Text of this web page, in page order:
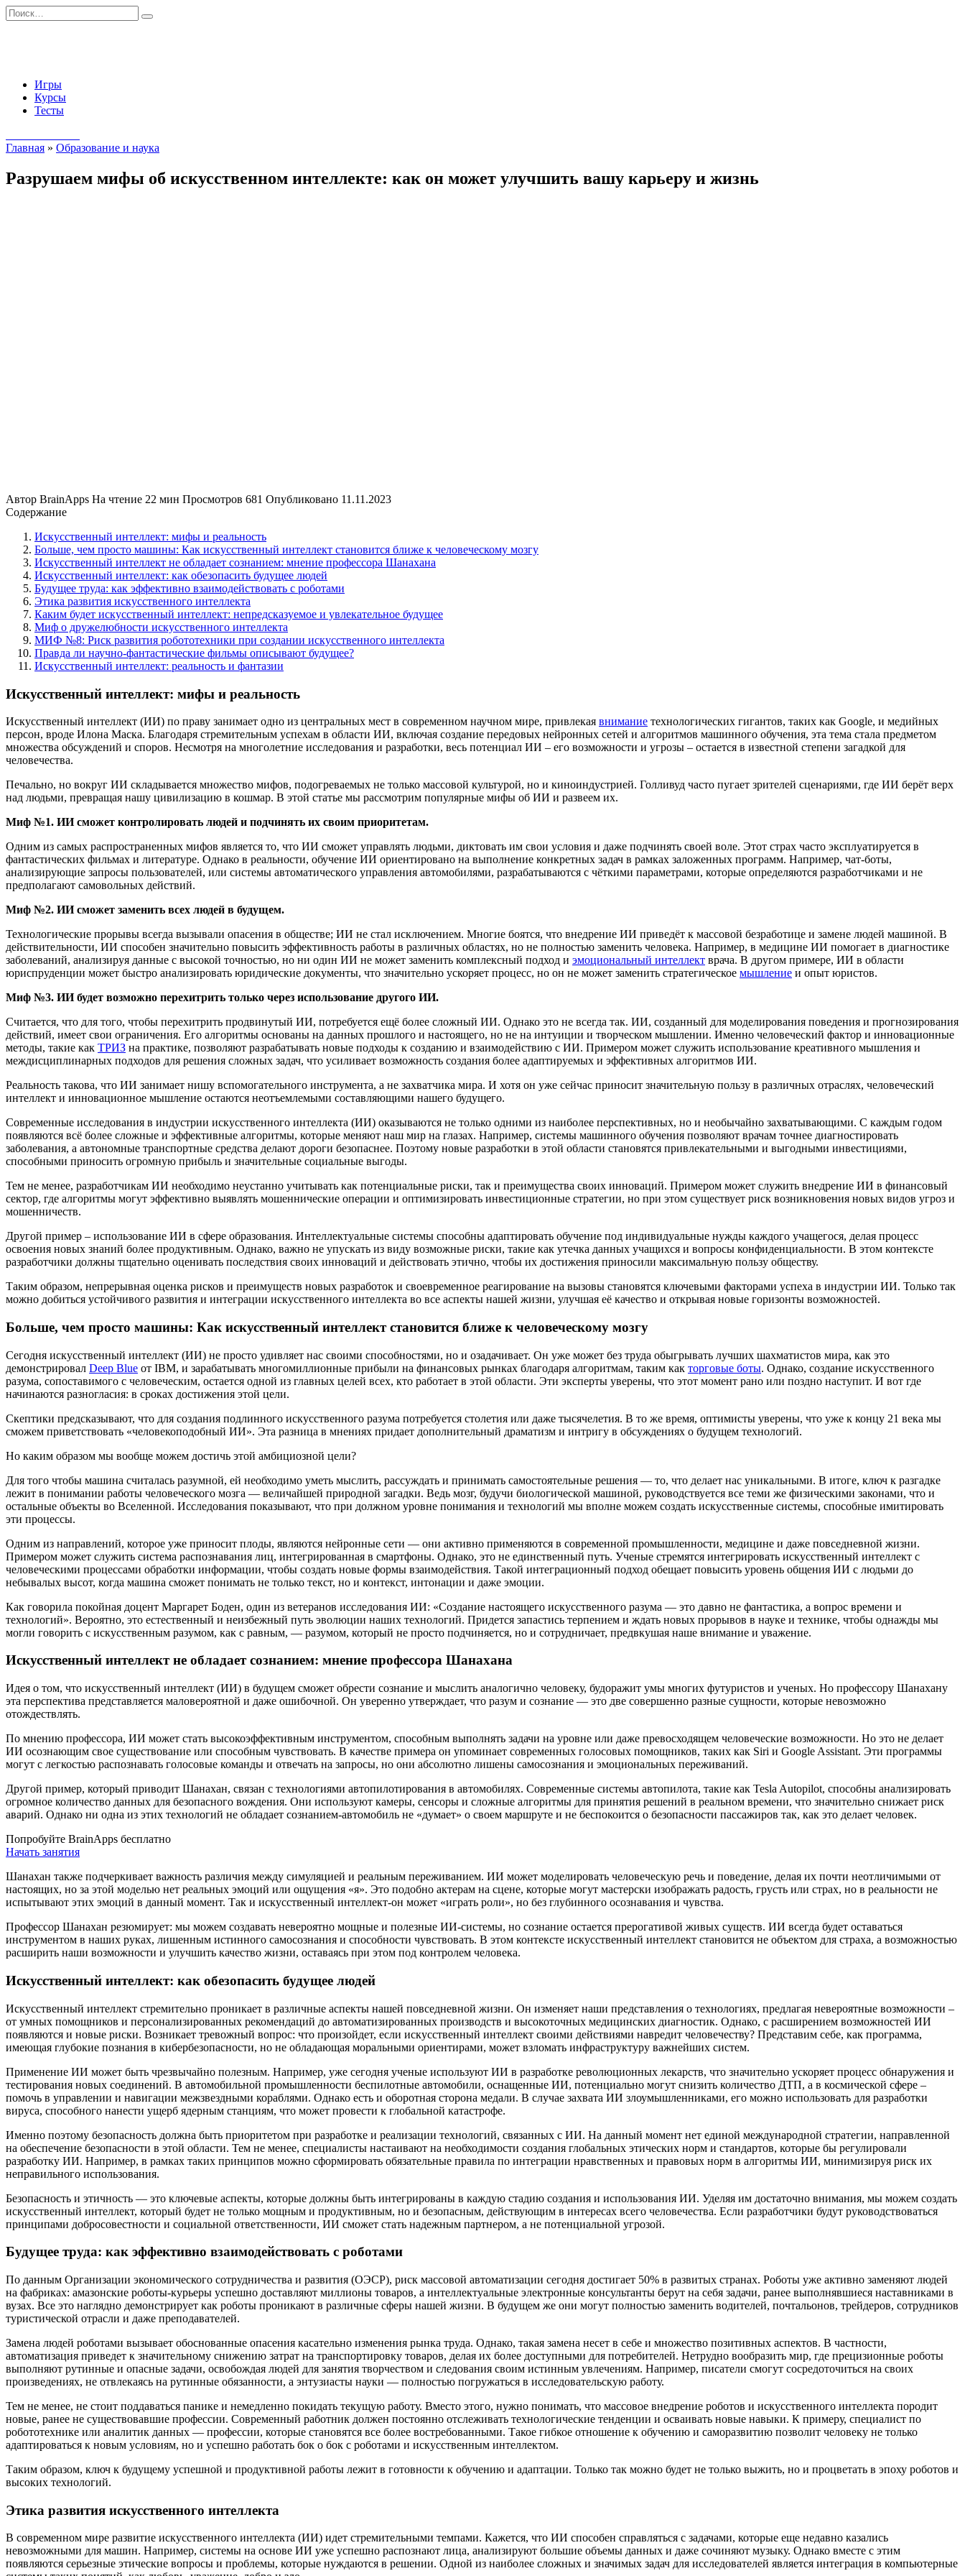
Перейти
к
Search
for:
Игры
Курсы
Тесты
Главная » Образование и наука
Разрушаем мифы об искусственном интеллекте: как он может улучшить вашу карьеру и жизнь
Автор BrainApps На чтение 22 мин Просмотров 681 Опубликовано 11.11.2023
Содержание
Искусственный интеллект: мифы и реальность
Больше, чем просто машины: Как искусственный интеллект становится ближе к человеческому мозгу
Искусственный интеллект не обладает сознанием: мнение профессора Шанахана
Искусственный интеллект: как обезопасить будущее людей
Будущее труда: как эффективно взаимодействовать с роботами
Этика развития искусственного интеллекта
Каким будет искусственный интеллект: непредсказуемое и увлекательное будущее
Миф о дружелюбности искусственного интеллекта
МИФ №8: Риск развития робототехники при создании искусственного интеллекта
Правда ли научно-фантастические фильмы описывают будущее?
Искусственный интеллект: реальность и фантазии
Искусственный интеллект: мифы и реальность
Искусственный интеллект (ИИ) по праву занимает одно из центральных мест в современном научном мире, привлекая внимание технологических гигантов, таких как Google, и медийных
персон, вроде Илона Маска. Благодаря стремительным успехам в области ИИ, включая создание передовых нейронных сетей и алгоритмов машинного обучения, эта тема стала предметом
множества обсуждений и споров. Несмотря на многолетние исследования и разработки, весь потенциал ИИ – его возможности и угрозы – остается в известной степени загадкой для
человечества.
Печально, но вокруг ИИ складывается множество мифов, подогреваемых не только массовой культурой, но и киноиндустрией. Голливуд часто пугает зрителей сценариями, где ИИ берёт верх
над людьми, превращая нашу цивилизацию в кошмар. В этой статье мы рассмотрим популярные мифы об ИИ и развеем их.
Миф №1. ИИ сможет контролировать людей и подчинять их своим приоритетам.
Одним из самых распространенных мифов является то, что ИИ сможет управлять людьми, диктовать им свои условия и даже подчинять своей воле. Этот страх часто эксплуатируется в
фантастических фильмах и литературе. Однако в реальности, обучение ИИ ориентировано на выполнение конкретных задач в рамках заложенных программ. Например, чат-боты,
анализирующие запросы пользователей, или системы автоматического управления автомобилями, разрабатываются с чёткими параметрами, которые определяются разработчиками и не
предполагают самовольных действий.
Миф №2. ИИ сможет заменить всех людей в будущем.
Технологические прорывы всегда вызывали опасения в обществе; ИИ не стал исключением. Многие боятся, что внедрение ИИ приведёт к массовой безработице и замене людей машиной. В
действительности, ИИ способен значительно повысить эффективность работы в различных областях, но не полностью заменить человека. Например, в медицине ИИ помогает в диагностике
заболеваний, анализируя данные с высокой точностью, но ни один ИИ не может заменить комплексный подход и эмоциональный интеллект врача. В другом примере, ИИ в области
юриспруденции может быстро анализировать юридические документы, что значительно ускоряет процесс, но он не может заменить стратегическое мышление и опыт юристов.
Миф №3. ИИ будет возможно перехитрить только через использование другого ИИ.
Считается, что для того, чтобы перехитрить продвинутый ИИ, потребуется ещё более сложный ИИ. Однако это не всегда так. ИИ, созданный для моделирования поведения и прогнозирования
действий, имеет свои ограничения. Его алгоритмы основаны на данных прошлого и настоящего, но не на интуиции и творческом мышлении. Именно человеческий фактор и инновационные
методы, такие как ТРИЗ на практике, позволяют разрабатывать новые подходы к созданию и взаимодействию с ИИ. Примером может служить использование креативного мышления и
междисциплинарных подходов для решения сложных задач, что усиливает возможность создания более адаптируемых и эффективных алгоритмов ИИ.
Реальность такова, что ИИ занимает нишу вспомогательного инструмента, а не захватчика мира. И хотя он уже сейчас приносит значительную пользу в различных отраслях, человеческий
интеллект и инновационное мышление остаются неотъемлемыми составляющими нашего будущего.
Современные исследования в индустрии искусственного интеллекта (ИИ) оказываются не только одними из наиболее перспективных, но и необычайно захватывающими. С каждым годом
появляются всё более сложные и эффективные алгоритмы, которые меняют наш мир на глазах. Например, системы машинного обучения позволяют врачам точнее диагностировать
заболевания, а автономные транспортные средства делают дороги безопаснее. Поэтому новые разработки в этой области становятся привлекательными и выгодными инвестициями,
способными приносить огромную прибыль и значительные социальные выгоды.
Тем не менее, разработчикам ИИ необходимо неустанно учитывать как потенциальные риски, так и преимущества своих инноваций. Примером может служить внедрение ИИ в финансовый
сектор, где алгоритмы могут эффективно выявлять мошеннические операции и оптимизировать инвестиционные стратегии, но при этом существует риск возникновения новых видов угроз и
мошенничеств.
Другой пример – использование ИИ в сфере образования. Интеллектуальные системы способны адаптировать обучение под индивидуальные нужды каждого учащегося, делая процесс
освоения новых знаний более продуктивным. Однако, важно не упускать из виду возможные риски, такие как утечка данных учащихся и вопросы конфиденциальности. В этом контексте
разработчики должны тщательно оценивать последствия своих инноваций и действовать этично, чтобы их достижения приносили максимальную пользу обществу.
Таким образом, непрерывная оценка рисков и преимуществ новых разработок и своевременное реагирование на вызовы становятся ключевыми факторами успеха в индустрии ИИ. Только так
можно добиться устойчивого развития и интеграции искусственного интеллекта во все аспекты нашей жизни, улучшая её качество и открывая новые горизонты возможностей.
Больше, чем просто машины: Как искусственный интеллект становится ближе к человеческому мозгу
Сегодня искусственный интеллект (ИИ) не просто удивляет нас своими способностями, но и озадачивает. Он уже может без труда обыгрывать лучших шахматистов мира, как это
демонстрировал Deep Blue от IBM, и зарабатывать многомиллионные прибыли на финансовых рынках благодаря алгоритмам, таким как торговые боты. Однако, создание искусственного
разума, сопоставимого с человеческим, остается одной из главных целей всех, кто работает в этой области. Эти эксперты уверены, что этот момент рано или поздно наступит. И вот где
начинаются разногласия: в сроках достижения этой цели.
Скептики предсказывают, что для создания подлинного искусственного разума потребуется столетия или даже тысячелетия. В то же время, оптимисты уверены, что уже к концу 21 века мы
сможем приветствовать «человекоподобный ИИ». Эта разница в мнениях придает дополнительный драматизм и интригу в обсуждениях о будущем технологий.
Но каким образом мы вообще можем достичь этой амбициозной цели?
Для того чтобы машина считалась разумной, ей необходимо уметь мыслить, рассуждать и принимать самостоятельные решения — то, что делает нас уникальными. В итоге, ключ к разгадке
лежит в понимании работы человеческого мозга — величайшей природной загадки. Ведь мозг, будучи биологической машиной, руководствуется все теми же физическими законами, что и
остальные объекты во Вселенной. Исследования показывают, что при должном уровне понимания и технологий мы вполне можем создать искусственные системы, способные имитировать
эти процессы.
Одним из направлений, которое уже приносит плоды, являются нейронные сети — они активно применяются в современной промышленности, медицине и даже повседневной жизни.
Примером может служить система распознавания лиц, интегрированная в смартфоны. Однако, это не единственный путь. Ученые стремятся интегрировать искусственный интеллект с
человеческими процессами обработки информации, чтобы создать новые формы взаимодействия. Такой интеграционный подход обещает повысить уровень общения ИИ с людьми до
небывалых высот, когда машина сможет понимать не только текст, но и контекст, интонации и даже эмоции.
Как говорила покойная доцент Маргарет Боден, один из ветеранов исследования ИИ: «Создание настоящего искусственного разума — это давно не фантастика, а вопрос времени и
технологий». Вероятно, это естественный и неизбежный путь эволюции наших технологий. Придется запастись терпением и ждать новых прорывов в науке и технике, чтобы однажды мы
могли говорить с искусственным разумом, как с равным, — разумом, который не просто подчиняется, но и сотрудничает, предвкушая наше внимание и уважение.
Искусственный интеллект не обладает сознанием: мнение профессора Шанахана
Идея о том, что искусственный интеллект (ИИ) в будущем сможет обрести сознание и мыслить аналогично человеку, будоражит умы многих футуристов и ученых. Но профессору Шанахану
эта перспектива представляется маловероятной и даже ошибочной. Он уверенно утверждает, что разум и сознание — это две совершенно разные сущности, которые невозможно
отождествлять.
По мнению профессора, ИИ может стать высокоэффективным инструментом, способным выполнять задачи на уровне или даже превосходящем человеческие возможности. Но это не делает
ИИ осознающим свое существование или способным чувствовать. В качестве примера он упоминает современных голосовых помощников, таких как Siri и Google Assistant. Эти программы
могут с легкостью распознавать голосовые команды и отвечать на запросы, но они абсолютно лишены самосознания и эмоциональных переживаний.
Другой пример, который приводит Шанахан, связан с технологиями автопилотирования в автомобилях. Современные системы автопилота, такие как Tesla Autopilot, способны анализировать
огромное количество данных для безопасного вождения. Они используют камеры, сенсоры и сложные алгоритмы для принятия решений в реальном времени, что значительно снижает риск
аварий. Однако ни одна из этих технологий не обладает сознанием-автомобиль не «думает» о своем маршруте и не беспокоится о безопасности пассажиров так, как это делает человек.
Попробуйте BrainApps бесплатно
Начать занятия
Шанахан также подчеркивает важность различия между симуляцией и реальным переживанием. ИИ может моделировать человеческую речь и поведение, делая их почти неотличимыми от
настоящих, но за этой моделью нет реальных эмоций или ощущения «я». Это подобно актерам на сцене, которые могут мастерски изображать радость, грусть или страх, но в реальности не
испытывают этих эмоций в данный момент. Так и искусственный интеллект-он может «играть роли», но без глубинного осознавания и чувства.
Профессор Шанахан резюмирует: мы можем создавать невероятно мощные и полезные ИИ-системы, но сознание остается прерогативой живых существ. ИИ всегда будет оставаться
инструментом в наших руках, лишенным истинного самосознания и способности чувствовать. В этом контексте искусственный интеллект становится не объектом для страха, а возможностью
расширить наши возможности и улучшить качество жизни, оставаясь при этом под контролем человека.
Искусственный интеллект: как обезопасить будущее людей
Искусственный интеллект стремительно проникает в различные аспекты нашей повседневной жизни. Он изменяет наши представления о технологиях, предлагая невероятные возможности –
от умных помощников и персонализированных рекомендаций до автоматизированных производств и высокоточных медицинских диагностик. Однако, с расширением возможностей ИИ
появляются и новые риски. Возникает тревожный вопрос: что произойдет, если искусственный интеллект своими действиями навредит человечеству? Представим себе, как программа,
имеющая глубокие познания в кибербезопасности, но не обладающая моральными ориентирами, может взломать инфраструктуру важнейших систем.
Применение ИИ может быть чрезвычайно полезным. Например, уже сегодня ученые используют ИИ в разработке революционных лекарств, что значительно ускоряет процесс обнаружения и
тестирования новых соединений. В автомобильной промышленности беспилотные автомобили, оснащенные ИИ, потенциально могут снизить количество ДТП, а в космической сфере –
помочь в управлении и навигации межзвездными кораблями. Однако есть и оборотная сторона медали. В случае захвата ИИ злоумышленниками, его можно использовать для разработки
вируса, способного нанести ущерб ядерным станциям, что может провести к глобальной катастрофе.
Именно поэтому безопасность должна быть приоритетом при разработке и реализации технологий, связанных с ИИ. На данный момент нет единой международной стратегии, направленной
на обеспечение безопасности в этой области. Тем не менее, специалисты настаивают на необходимости создания глобальных этических норм и стандартов, которые бы регулировали
разработку ИИ. Например, в рамках таких принципов можно сформировать обязательные правила по интеграции нравственных и правовых норм в алгоритмы ИИ, минимизируя риск их
неправильного использования.
Безопасность и этичность — это ключевые аспекты, которые должны быть интегрированы в каждую стадию создания и использования ИИ. Уделяя им достаточно внимания, мы можем создать
искусственный интеллект, который будет не только мощным и продуктивным, но и безопасным, действующим в интересах всего человечества. Если разработчики будут руководствоваться
принципами добросовестности и социальной ответственности, ИИ сможет стать надежным партнером, а не потенциальной угрозой.
Будущее труда: как эффективно взаимодействовать с роботами
По данным Организации экономического сотрудничества и развития (ОЭСР), риск массовой автоматизации сегодня достигает 50% в развитых странах. Роботы уже активно заменяют людей
на фабриках: амазонские роботы-курьеры успешно доставляют миллионы товаров, а интеллектуальные электронные консультанты берут на себя задачи, ранее выполнявшиеся наставниками в
вузах. Все это наглядно демонстрирует как роботы проникают в различные сферы нашей жизни. В будущем же они могут полностью заменить водителей, почтальонов, трейдеров, сотрудников
туристической отрасли и даже преподавателей.
Замена людей роботами вызывает обоснованные опасения касательно изменения рынка труда. Однако, такая замена несет в себе и множество позитивных аспектов. В частности,
автоматизация приведет к значительному снижению затрат на транспортировку товаров, делая их более доступными для потребителей. Нетрудно вообразить мир, где прецизионные роботы
выполняют рутинные и опасные задачи, освобождая людей для занятия творчеством и следования своим истинным увлечениям. Например, писатели смогут сосредоточиться на своих
произведениях, не отвлекаясь на рутинные обязанности, а энтузиасты науки — полностью погружаться в исследовательскую работу.
Тем не менее, не стоит поддаваться панике и немедленно покидать текущую работу. Вместо этого, нужно понимать, что массовое внедрение роботов и искусственного интеллекта породит
новые, ранее не существовавшие профессии. Современный работник должен постоянно отслеживать технологические тенденции и осваивать новые навыки. К примеру, специалист по
робототехнике или аналитик данных — профессии, которые становятся все более востребованными. Такое гибкое отношение к обучению и саморазвитию позволит человеку не только
адаптироваться к новым условиям, но и успешно работать бок о бок с роботами и искусственным интеллектом.
Таким образом, ключ к будущему успешной и продуктивной работы лежит в готовности к обучению и адаптации. Только так можно будет не только выжить, но и процветать в эпоху роботов и
высоких технологий.
Этика развития искусственного интеллекта
В современном мире развитие искусственного интеллекта (ИИ) идет стремительными темпами. Кажется, что ИИ способен справляться с задачами, которые еще недавно казались
невозможными для машин. Например, системы на основе ИИ уже успешно распознают лица, анализируют большие объемы данных и даже сочиняют музыку. Однако вместе с этим
появляются серьезные этические вопросы и проблемы, которые нуждаются в решении. Одной из наиболее сложных и значимых задач для исследователей является интеграция в компьютерные